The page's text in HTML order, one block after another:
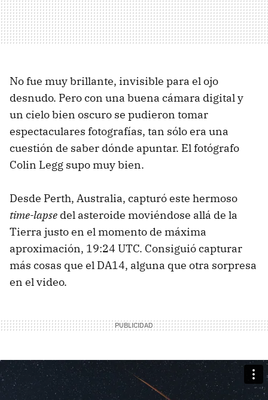
No fue muy brillante, invisible para el ojo
desnudo. Pero con una buena cámara digital y
un cielo bien oscuro se pudieron tomar
espectaculares fotografías, tan sólo era una
cuestión de saber dónde apuntar. El fotógrafo
Colin Legg supo muy bien.
Desde Perth, Australia, capturó este hermoso
time-lapse del asteroide moviéndose allá de la
Tierra justo en el momento de máxima
aproximación, 19:24 UTC. Consiguió capturar
más cosas que el DA14, alguna que otra sorpresa
en el video.